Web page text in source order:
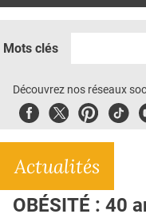
DOSSIERS
E-REVUE SAD
L'APP
QUI SOMMES-NOUS ?
Mots clés
Découvrez nos réseaux
FacebookTwitterPinterest
Tiktok
Actualités
OBÉSITÉ : 40